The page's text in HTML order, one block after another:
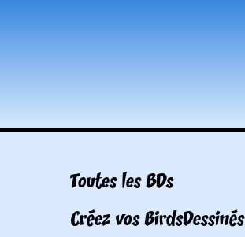
Toutes les BDs
Créez vos BirdsDessinés